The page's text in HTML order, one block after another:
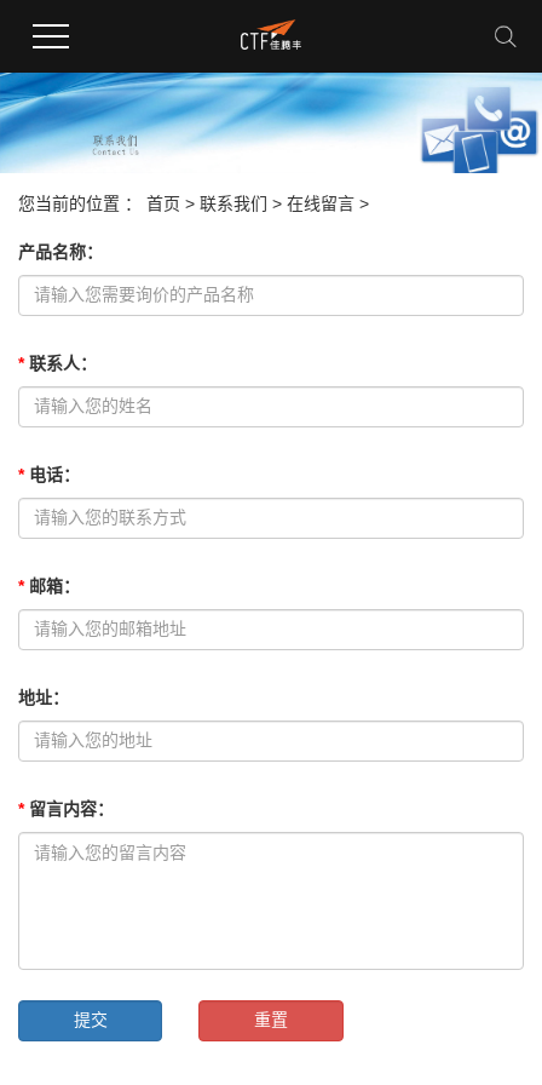
您当前的位置 ： 首页 > 联系我们 > 在线留言 >
产品名称：
* 联系人：
* 电话：
* 邮箱：
地址：
* 留言内容：